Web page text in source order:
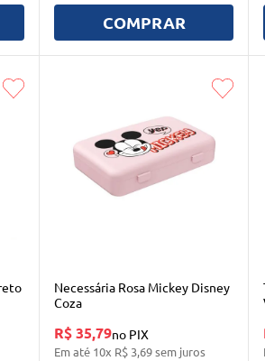
COMPRAR
Necessária Rosa Mickey Disney
Coza
R$ 35,79no PIX
Em até 10x R$ 3,69sem juros